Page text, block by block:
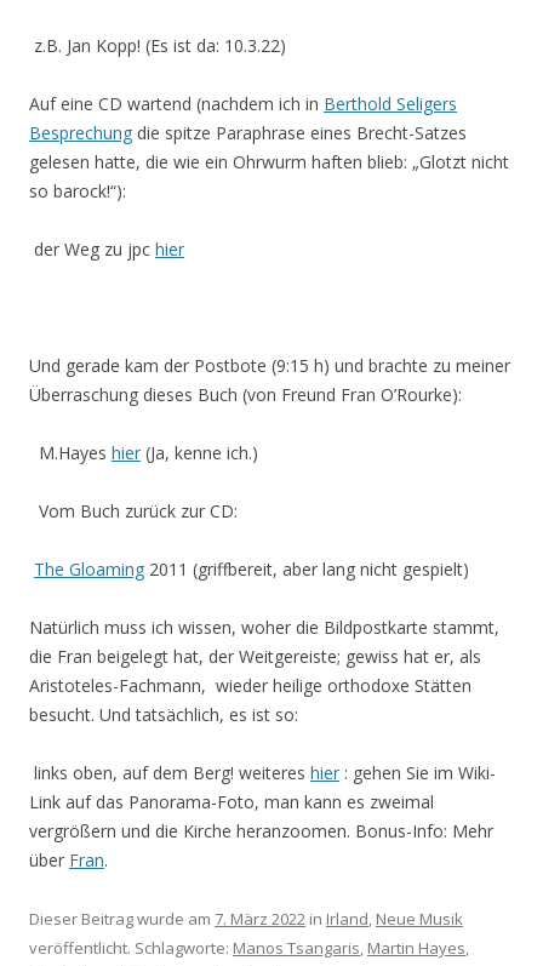
z.B. Jan Kopp! (Es ist da: 10.3.22)
Auf eine CD wartend (nachdem ich in Berthold Seligers
Besprechung die spitze Paraphrase eines Brecht-Satzes
gelesen hatte, die wie ein Ohrwurm haften blieb: „Glotzt nicht
so barock!“):
der Weg zu jpc hier
Und gerade kam der Postbote (9:15 h) und brachte zu meiner
Überraschung dieses Buch (von Freund Fran O’Rourke):
M.Hayes hier (Ja, kenne ich.)
Vom Buch zurück zur CD:
The Gloaming 2011 (griffbereit, aber lang nicht gespielt)
Natürlich muss ich wissen, woher die Bildpostkarte stammt,
die Fran beigelegt hat, der Weitgereiste; gewiss hat er, als
Aristoteles-Fachmann, wieder heilige orthodoxe Stätten
besucht. Und tatsächlich, es ist so:
links oben, auf dem Berg! weiteres hier : gehen Sie im Wiki-
Link auf das Panorama-Foto, man kann es zweimal
vergrößern und die Kirche heranzoomen. Bonus-Info: Mehr
über Fran.
Dieser Beitrag wurde am 7. März 2022 in Irland, Neue Musik
veröffentlicht. Schlagworte: Manos Tsangaris, Martin Hayes,